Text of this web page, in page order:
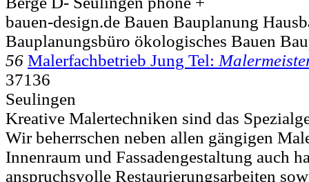
bauen-design.de Bauen Bauplanung
Bauplanungsbüro ökologisches Bauen
56 Malerfachbetrieb Jung Tel:
37136
Seulingen
Kreative Malertechniken sind das
Wir beherrschen neben allen gängigen
Innenraum und Fassadengestaltung auch
anspruchsvolle Restaurierungsarbeiten